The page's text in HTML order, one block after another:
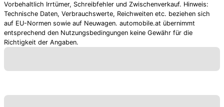
Vorbehaltlich Irrtümer, Schreibfehler und Zwischenverkauf. Hinweis:
Technische Daten, Verbrauchswerte, Reichweiten etc. beziehen sich
auf EU-Normen sowie auf Neuwagen. automobile.at übernimmt
entsprechend den Nutzungsbedingungen keine Gewähr für die
Richtigkeit der Angaben.